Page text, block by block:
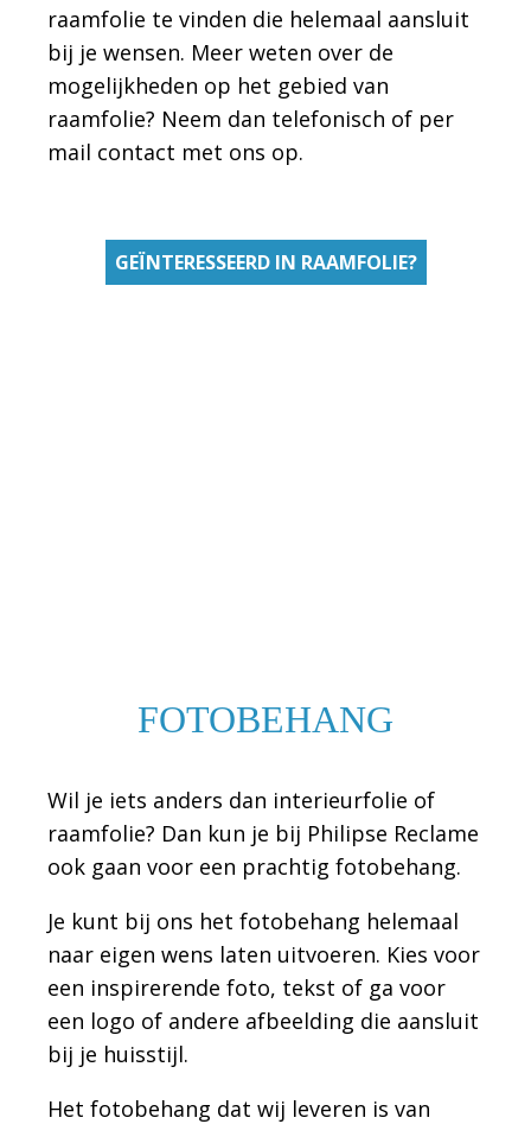
raamfolie te vinden die helemaal aansluit
bij je wensen. Meer weten over de
mogelijkheden op het gebied van
raamfolie? Neem dan telefonisch of per
mail contact met ons op.
GEÏNTERESSEERD IN RAAMFOLIE?
FOTOBEHANG
Wil je iets anders dan interieurfolie of
raamfolie? Dan kun je bij Philipse Reclame
ook gaan voor een prachtig fotobehang.
Je kunt bij ons het fotobehang helemaal
naar eigen wens laten uitvoeren. Kies voor
een inspirerende foto, tekst of ga voor
een logo of andere afbeelding die aansluit
bij je huisstijl.
Het fotobehang dat wij leveren is van